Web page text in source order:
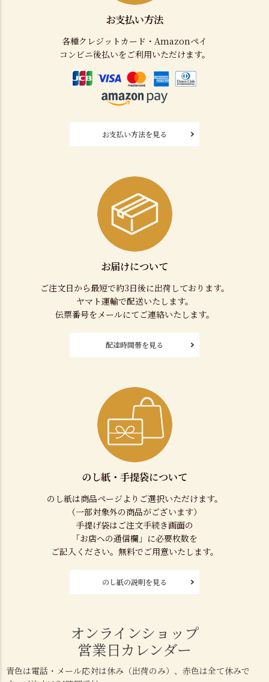
お支払い方法
各種クレジットカード・Amazonペイ
コンビニ後払いをご利用いただけます。
お支払い方法を見る
お届けについて
ご注文日から最短で約3日後に出荷しております。
ヤマト運輸で配送いたします。
伝票番号をメールにてご連絡いたします。
配達時間帯を見る
のし紙・手提袋について
のし紙は商品ページよりご選択いただけます。
（一部対象外の商品がございます）
手提げ袋はご注文手続き画面の
「お店への通信欄」に必要枚数を
ご記入ください。無料でご用意いたします。
のし紙の説明を見る
オンラインショップ
営業日カレンダー
青色は電話・メール応対は休み（出荷のみ）、赤色は全て休みで